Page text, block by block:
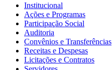
Institucional
Ações e Programas
Participação Social
Auditoria
Convênios e Transferências
Receitas e Despesas
Licitações e Contratos